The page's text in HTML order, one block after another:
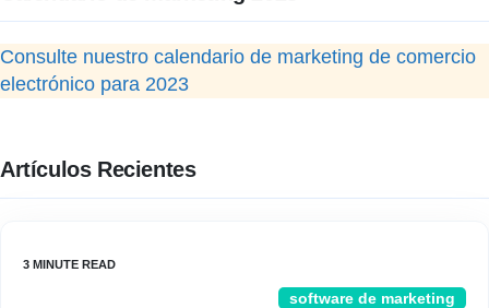
Consulte nuestro calendario de marketing de comercio
electrónico para 2023
Artículos Recientes
software de marketing